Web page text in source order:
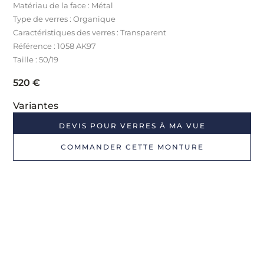
Matériau de la face : Métal
Type de verres : Organique
Caractéristiques des verres : Transparent
Référence : 1058 AK97
Taille : 50/19
520€
Variantes
DEVIS POUR VERRES À MA VUE
COMMANDER CETTE MONTURE